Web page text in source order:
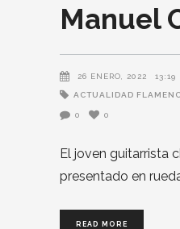
Manuel
26 ENERO, 2022 13:19
ACTUALIDAD
0 0
El joven guitarrista
presentado en
READ MORE